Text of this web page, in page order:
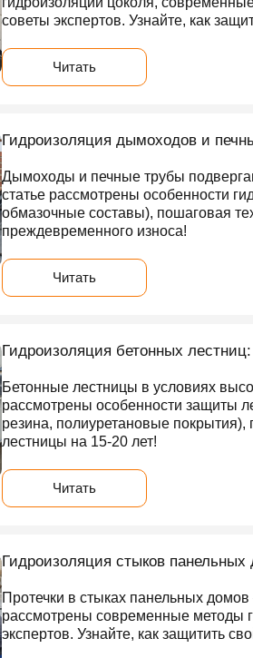
советы экспертов. Узнайте, как
Читать
Гидроизоляция дымоходов и
Дымоходы и печные трубы
статье рассмотрены особенности
обмазочные составы), пошаговая
преждевременного износа!
Читать
Гидроизоляция бетонных
Бетонные лестницы в условиях
рассмотрены особенности защиты
резина, полиуретановые покрытия),
лестницы на 15-20 лет!
Читать
Гидроизоляция стыков
Протечки в стыках панельных
рассмотрены современные методы
экспертов. Узнайте, как защитить